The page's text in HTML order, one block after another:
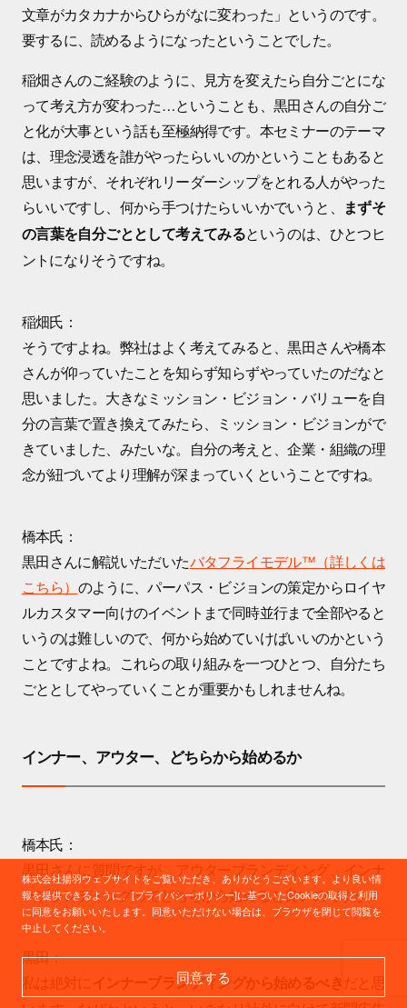
文章がカタカナからひらがなに変わった」というのです。
要するに、読めるようになったということでした。
稲畑さんのご経験のように、見方を変えたら自分ごとにな
って考え方が変わった…ということも、黒田さんの自分ご
と化が大事という話も至極納得です。本セミナーのテーマ
は、理念浸透を誰がやったらいいのかということもあると
思いますが、それぞれリーダーシップをとれる人がやった
らいいですし、何から手つけたらいいかでいうと、
まずそ
の言葉を自分ごととして考えてみるというのは、ひとつヒ
ントになりそうですね。
稲畑氏：
そうですよね。弊社はよく考えてみると、黒田さんや橋本
さんが仰っていたことを知らず知らずやっていたのだなと
思いました。大きなミッション・ビジョン・バリューを自
分の言葉で置き換えてみたら、ミッション・ビジョンがで
きていました、みたいな。自分の考えと、企業・組織の理
念が紐づいてより理解が深まっていくということですね。
橋本氏：
黒田さんに解説いただいたバタフライモデル™（詳しくは
こちら） のように、パーパス・ビジョンの策定からロイヤ
ルカスタマー向けのイベントまで同時並行まで全部やると
いうのは難しいので、何から始めていけばいいのかという
ことですよね。これらの取り組みを一つひとつ、自分たち
ごととしてやっていくことが重要かもしれませんね。
インナー、アウター、どちらから始めるか
橋本氏：
黒田さんに質問ですが、アウターブランディング、インナ
ーブランディングってどちらから始めると良いのですか？
黒田：
インナーブランディングから始めるべき
だと思
株式会社揚羽ウェブサイトをご覧いただき、ありがとうございます。より良い情
報を提供できるように、[プライバシーポリシー]に基づいたCookieの取得と利用
に同意をお願いいたします。同意いただけない場合は、ブラウザを閉じて閲覧を
中止してください。
同意する